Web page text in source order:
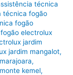
técnica
técnica fogão
fogão
electrolux
jardim
jardim mangalot,
,
kemel,